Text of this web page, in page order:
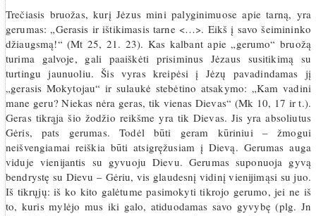
Trečiasis bruožas, kurį Jėzus mini palyginimuose apie tarną, yra
gerumas: „Gerasis ir ištikimasis tarne <…>. Eikš į savo šeimininko
džiaugsmą!“ (Mt 25, 21. 23). Kas kalbant apie „gerumo“ bruožą
turima galvoje, gali paaiškėti prisiminus Jėzaus susitikimą su
turtingu jaunuoliu. Šis vyras kreipėsi į Jėzų pavadindamas jį
„gerasis Mokytojau“ ir sulaukė stebėtino atsakymo: „Kam vadini
mane geru? Niekas nėra geras, tik vienas Dievas“ (Mk 10, 17 ir t.).
Geras tikrąja šio žodžio reikšme yra tik Dievas. Jis yra absoliutus
Gėris, pats gerumas. Todėl būti geram kūriniui – žmogui
neišvengiamai reiškia būti atsigręžusiam į Dievą. Gerumas auga
viduje vienijantis su gyvuoju Dievu. Gerumas suponuoja gyvą
bendrystę su Dievu – Gėriu, vis glaudesnį vidinį vienijimąsi su juo.
Iš tikrųjų: iš ko kito galėtume pasimokyti tikrojo gerumo, jei ne iš
to, kuris mylėjo mus iki galo, atiduodamas savo gyvybę (plg. Jn